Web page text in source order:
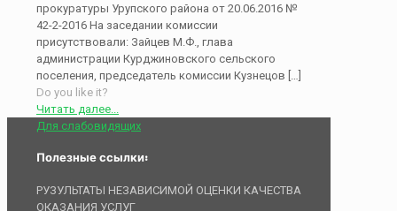
прокуратуры Урупского района от 20.06.2016 №
42-2-2016 На заседании комиссии
присутствовали: Зайцев М.Ф., глава
администрации Курджиновского сельского
поселения, председатель комиссии Кузнецов […]
Do you like it?
Читать далее...
Для слабовидящих
Полезные ссылки:
РУЗУЛЬТАТЫ НЕЗАВИСИМОЙ ОЦЕНКИ КАЧЕСТВА
ОКАЗАНИЯ УСЛУГ